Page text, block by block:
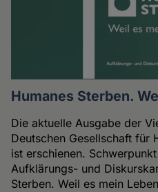
Humanes Sterben.
Die aktuelle Ausgabe der
Deutschen Gesellschaft für
ist erschienen.
Aufklärungs- und
Sterben. Weil es mein